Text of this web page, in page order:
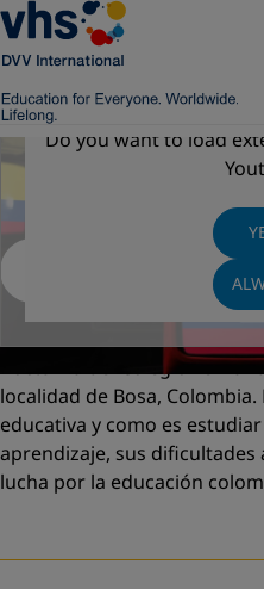
Microprograma 1:
Do you want to load
David Ruge, personero y
nocturna del Colegio
localidad de Bosa,
educativa y como es
aprendizaje, sus
lucha por la educación